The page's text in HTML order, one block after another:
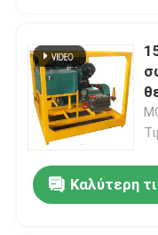
Καλύτερη